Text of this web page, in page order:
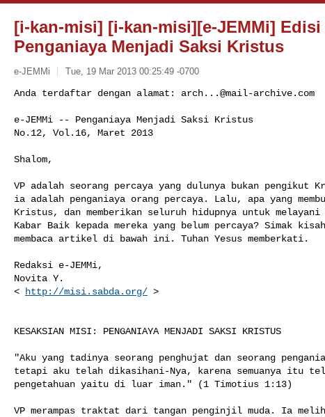
[i-kan-misi] [i-kan-misi][e-JEMMi] Edisi
Penganiaya Menjadi Saksi Kristus
e-JEMMi Tue, 19 Mar 2013 00:25:49 -0700
Anda terdaftar dengan alamat: arch...@mail-archive.com
e-JEMMi -- Penganiaya Menjadi Saksi Kristus
No.12, Vol.16, Maret 2013
Shalom,
VP adalah seorang percaya yang dulunya bukan pengikut
ia adalah penganiaya orang percaya. Lalu, apa yang
Kristus, dan memberikan seluruh hidupnya untuk melayani
Kabar Baik kepada mereka yang belum percaya? Simak
membaca artikel di bawah ini. Tuhan Yesus memberkati.
Redaksi e-JEMMi,
Novita Y.
<
http://misi.sabda.org/ >
KESAKSIAN MISI: PENGANIAYA MENJADI SAKSI KRISTUS
"Aku yang tadinya seorang penghujat dan seorang
tetapi aku telah dikasihani-Nya, karena semuanya itu
pengetahuan yaitu di luar iman." (1 Timotius 1:13)
VP merampas traktat dari tangan penginjil muda. Ia